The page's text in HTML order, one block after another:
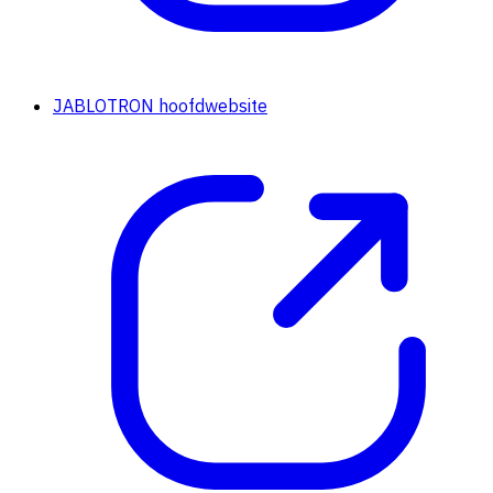
JABLOTRON hoofdwebsite